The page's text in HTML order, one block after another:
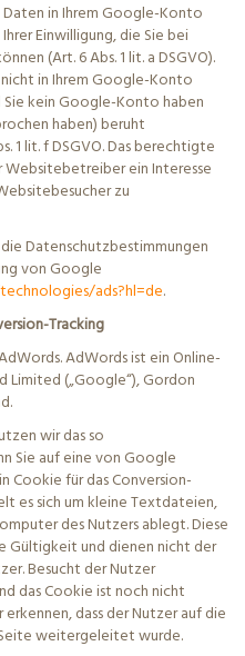
Daten in Ihrem Google-Konto
Einwilligung, die Sie bei
(Art. 6 Abs. 1lit. a DSGVO).
in Ihrem Google-Konto
Sie kein Google-Konto haben
haben) beruht
1lit. f DSGVO. Das berechtigte
Websitebetreiber ein Interesse
zu
Datenschutzbestimmungen
von Google
ads?hl=de.
-Tracking
AdWords ist ein Online-
Limited („Google“), Gordon
wir das so
Sie auf eine von Google
Cookie für dasConversion-
es sich um kleine Textdateien,
des Nutzers ablegt. Diese
Gültigkeit und dienen nicht der
Besucht der Nutzer
das Cookie ist noch nicht
dass der Nutzer auf die
weitergeleitet wurde.